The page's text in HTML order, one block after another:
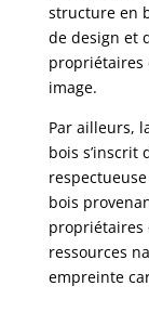
structure en
de design et
propriétaires
image.
Par ailleurs,
bois s’inscrit
bois
propriétaires
ressources
empreinte